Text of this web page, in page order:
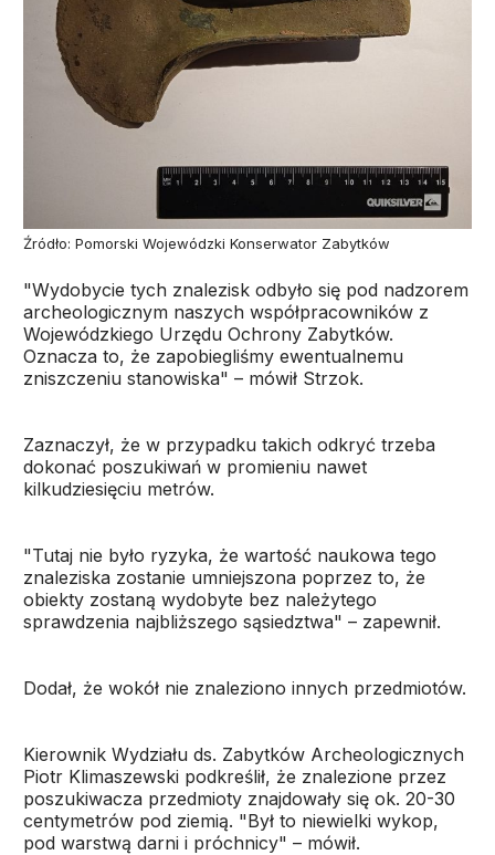
Źródło: Pomorski Wojewódzki Konserwator Zabytków
"Wydobycie tych znalezisk odbyło się pod nadzorem
archeologicznym naszych współpracowników z
Wojewódzkiego Urzędu Ochrony Zabytków.
Oznacza to, że zapobiegliśmy ewentualnemu
zniszczeniu stanowiska" – mówił Strzok.
Zaznaczył, że w przypadku takich odkryć trzeba
dokonać poszukiwań w promieniu nawet
kilkudziesięciu metrów.
"Tutaj nie było ryzyka, że wartość naukowa tego
znaleziska zostanie umniejszona poprzez to, że
obiekty zostaną wydobyte bez należytego
sprawdzenia najbliższego sąsiedztwa" – zapewnił.
Dodał, że wokół nie znaleziono innych przedmiotów.
Kierownik Wydziału ds. Zabytków Archeologicznych
Piotr Klimaszewski podkreślił, że znalezione przez
poszukiwacza przedmioty znajdowały się ok. 20-30
centymetrów pod ziemią. "Był to niewielki wykop,
pod warstwą darni i próchnicy" – mówił.